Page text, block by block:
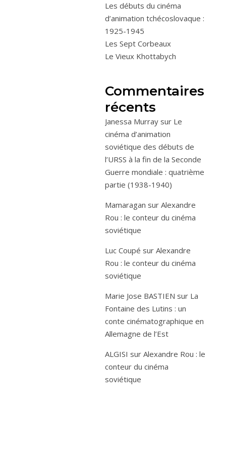
Les débuts du cinéma
d’animation tchécoslovaque :
1925-1945
Les Sept Corbeaux
Le Vieux Khottabych
Commentaires
récents
Janessa Murray sur Le
cinéma d’animation
soviétique des débuts de
l’URSS à la fin de la Seconde
Guerre mondiale : quatrième
partie (1938-1940)
Mamaragan sur Alexandre
Rou : le conteur du cinéma
soviétique
Luc Coupé sur Alexandre
Rou : le conteur du cinéma
soviétique
Marie Jose BASTIEN sur La
Fontaine des Lutins : un
conte cinématographique en
Allemagne de l’Est
ALGISI sur Alexandre Rou : le
conteur du cinéma
soviétique